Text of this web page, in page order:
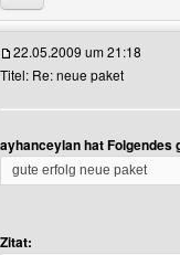
Profile anzeigen
22.05.2009 um 21:18
Titel: Re: neue paket
ayhanceylan hat Folgendes
gute erfolg neue paket
Zitat: